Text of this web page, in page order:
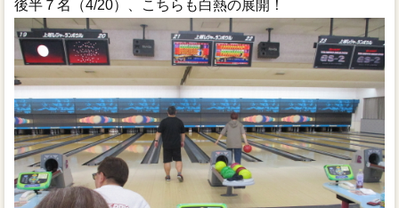
後半７名（4/20）、こちらも白熱の展開！